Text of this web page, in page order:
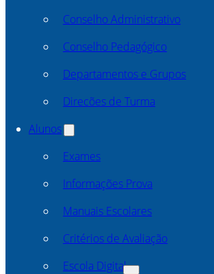
Conselho Administrativo
Conselho Pedagógico
Departamentos e Grupos
Direcões de Turma
Alunos
Exames
Informações Prova
Manuais Escolares
Critérios de Avaliação
Escola Digital